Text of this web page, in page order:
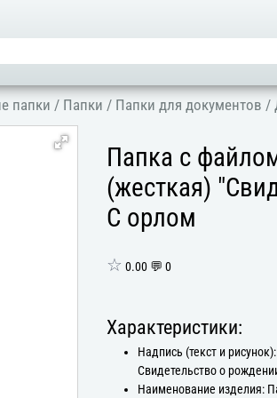
папки / Папки / Папки для документов /
Папка с
(жесткая)
С орлом
☆ 0.00 💬 0
Характеристики:
Надпись (текст и рисунок):
Свидетельство о
Наименование изделия: